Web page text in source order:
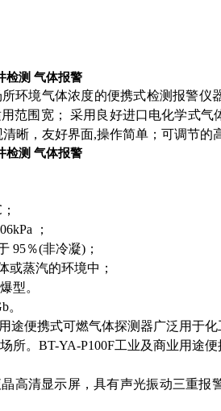
检测 气体报警
环境气体浓度的便携式检测报警
范围宽；
采用良好进口电化学式气
晰，友好界面,操作简单；可调节的
检测 气体报警
；
95％(非冷凝)；
或蒸汽的环境中；
型。
。
途便携式可燃气体探测器广泛用于
所。BT-YA-P100F工业及商业用途
晶高清显示屏，具有声光振动三重